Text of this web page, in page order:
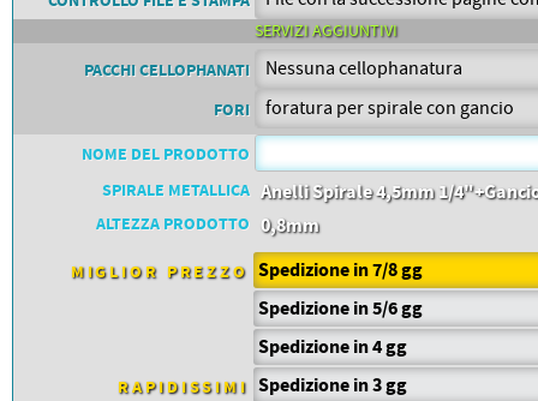
DORSALI TARGHE
PETTORALI NUMERI DA
PETTORALI CON NOME ATLETA
SERVIZI AGGIUNTIVI
PACCHI CELLOPHANATI
FORI
NOME DEL PRODOTTO
SPIRALE METALLICA Anelli Spirale 4,5mm 1/
ALTEZZA PRODOTTO 0,8mm
MIGLIOR PREZZO Spedizione in 7/8 gg
Spedizione in 5/6 gg
Spedizione in 4 gg
RAPIDISSIMI Spedizione in 3 gg